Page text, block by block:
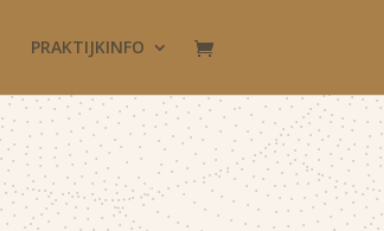
PRAKTIJKINFO